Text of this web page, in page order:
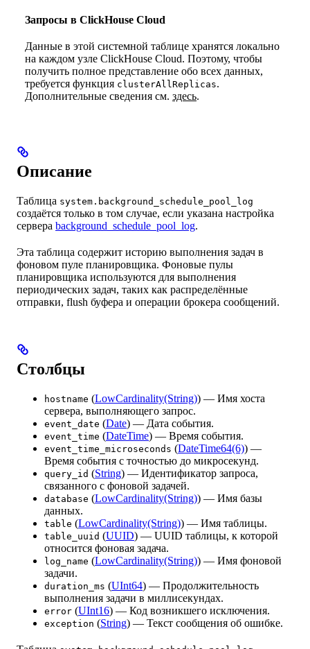
Запросы в ClickHouse Cloud
Данные в этой системной таблице хранятся локально
на каждом узле ClickHouse Cloud. Поэтому, чтобы
получить полное представление обо всех данных,
требуется функция clusterAllReplicas.
Дополнительные сведения см. здесь.
Описание
Таблица system.background_schedule_pool_log
создаётся только в том случае, если указана настройка
сервера background_schedule_pool_log.
Эта таблица содержит историю выполнения задач в
фоновом пуле планировщика. Фоновые пулы
планировщика используются для выполнения
периодических задач, таких как распределённые
отправки, flush буфера и операции брокера сообщений.
Столбцы
hostname (LowCardinality(String)) — Имя хоста
сервера, выполняющего запрос.
event_date (Date) — Дата события.
event_time (DateTime) — Время события.
event_time_microseconds (DateTime64(6)) —
Время события с точностью до микросекунд.
query_id (String) — Идентификатор запроса,
связанного с фоновой задачей.
database (LowCardinality(String)) — Имя базы
данных.
table (LowCardinality(String)) — Имя таблицы.
table_uuid (UUID) — UUID таблицы, к которой
относится фоновая задача.
log_name (LowCardinality(String)) — Имя фоновой
задачи.
duration_ms (UInt64) — Продолжительность
выполнения задачи в миллисекундах.
error (UInt16) — Код возникшего исключения.
exception (String) — Текст сообщения об ошибке.